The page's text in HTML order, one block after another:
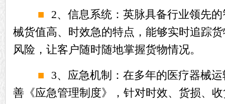
■ 2、信息系统：英脉具备行业领先
械货值高、时效急的特点，能够实时追踪
风险，让客户随时随地掌握货物情况。
■ 3、应急机制：在多年的医疗器械
善《应急管理制度》，针对时效、货损、